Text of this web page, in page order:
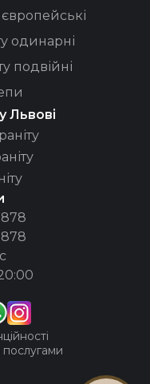
одинарні
подвійні
Львові